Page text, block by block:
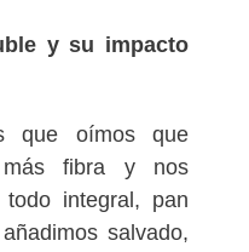
y su impacto
que oímos que
más fibra y nos
integral, pan
salvado,